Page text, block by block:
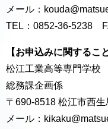
メール：
TEL：0852-36-5238
【お申込みに関すること
松江工業高等専門学校
総務課企画係
〒690-8518 松江市西
メール：